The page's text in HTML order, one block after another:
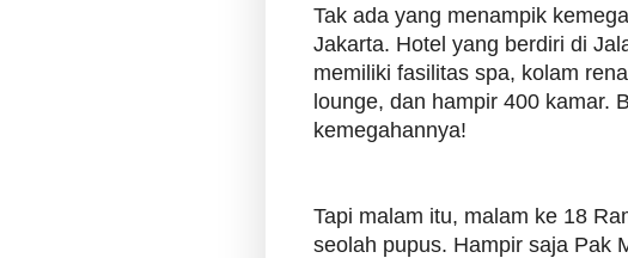
Tak ada yang menampik
Jakarta. Hotel yang berdiri di
memiliki fasilitas spa, kolam
lounge, dan hampir 400 kamar.
kemegahannya!
Tapi malam itu, malam ke 18
seolah pupus. Hampir saja Pak